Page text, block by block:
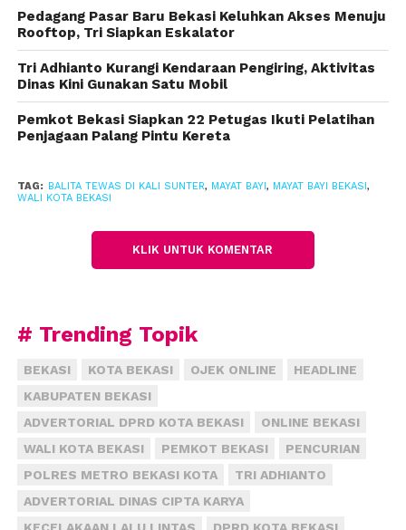
Selanjutnya warga menghubungi Polsek Pondok
Gede.
“Menurut keterangan orang tua korban bahwa
main ke bantaran kali Sunter,” kata dia.
tenggelam dan hanyut ke Kali Sunter hingga
meninggal dunia. Adapun jenazah dibawa ke RS
Polri Kramajati, Jakarta Timurt. (han)
Pedagang Pasar Baru Bekasi Keluhkan Akses Menuju
Rooftop, Tri Siapkan Eskalator
Tri Adhianto Kurangi Kendaraan Pengiring, Aktivitas
Dinas Kini Gunakan Satu Mobil
Pemkot Bekasi Siapkan 22 Petugas Ikuti Pelatihan
Penjagaan Palang Pintu Kereta
TAG: BALITA TEWAS DI KALI SUNTER, MAYAT BAYI, MAYAT BAYI BEKASI,
WALI KOTA BEKASI
KLIK UNTUK KOMENTAR
# Trending Topik
BEKASI KOTA BEKASI OJEK ONLINE
HEADLINE
KABUPATEN BEKASI
ADVERTORIAL DPRD KOTA BEKASI
ONLINE BEKASI
WALI KOTA BEKASI
PEMKOT BEKASI
PENCURIAN
POLRES METRO BEKASI KOTA
TRI ADHIANTO
ADVERTORIAL DINAS CIPTA KARYA
KECELAKAAN LALU LINTAS
DPRD KOTA BEKASI